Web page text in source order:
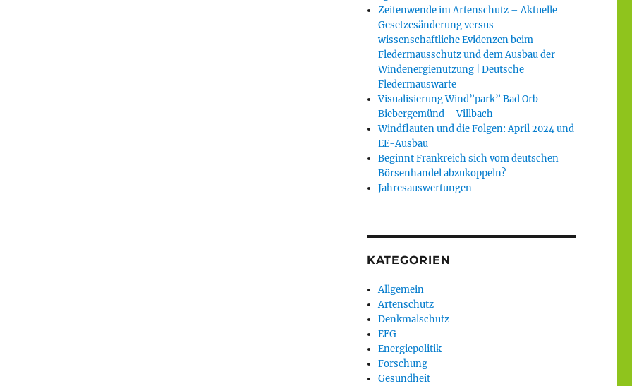
Zeitenwende im Artenschutz – Aktuelle
Gesetzesänderung versus
wissenschaftliche Evidenzen beim
Fledermausschutz und dem Ausbau der
Windenergienutzung | Deutsche
Fledermauswarte
Visualisierung Wind”park” Bad Orb –
Biebergemünd – Villbach
Windflauten und die Folgen: April 2024 und
EE-Ausbau
Beginnt Frankreich sich vom deutschen
Börsenhandel abzukoppeln?
Jahresauswertungen
KATEGORIEN
Allgemein
Artenschutz
Denkmalschutz
EEG
Energiepolitik
Forschung
Gesundheit